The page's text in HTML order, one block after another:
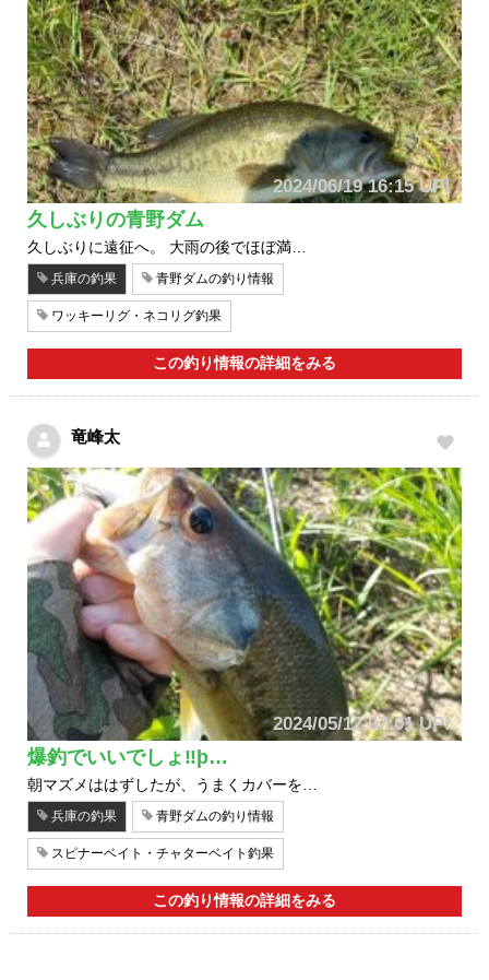
2024/06/19 16:15 UP!
久しぶりの青野ダム
久しぶりに遠征へ。 大雨の後でほぼ満…
兵庫の釣果 青野ダムの釣り情報
ワッキーリグ・ネコリグ釣果
この釣り情報の詳細をみる
竜峰太
2024/05/12 07:01 UP!
爆釣でいいでしょ‼þ…
朝マズメははずしたが、うまくカバーを…
兵庫の釣果 青野ダムの釣り情報
スピナーベイト・チャターベイト釣果
この釣り情報の詳細をみる